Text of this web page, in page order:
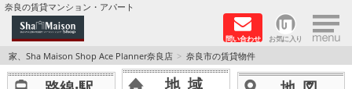
奈良の賃貸マンション・アパート
問い合わせ お気に入り ×
TOPページ
家、Sha Maison Shop Ace Planner奈良店 奈良市の賃貸物件
地域